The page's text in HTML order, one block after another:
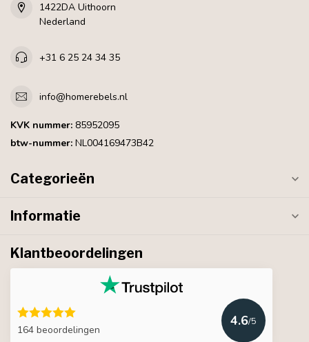
1422DA Uithoorn
Nederland
+31 6 25 24 34 35
info@homerebels.nl
KVK nummer: 85952095
btw-nummer: NL004169473B42
Categorieën
Informatie
Klantbeoordelingen
164 beoordelingen
4.6/5